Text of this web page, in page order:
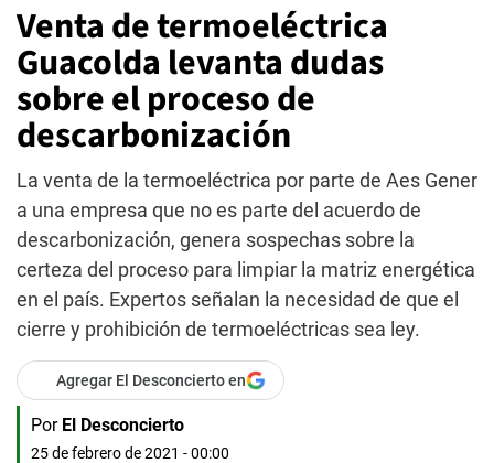
Venta de termoeléctrica
Guacolda levanta dudas
sobre el proceso de
descarbonización
La venta de la termoeléctrica por parte de Aes Gener
a una empresa que no es parte del acuerdo de
descarbonización, genera sospechas sobre la
certeza del proceso para limpiar la matriz energética
en el país. Expertos señalan la necesidad de que el
cierre y prohibición de termoeléctricas sea ley.
Agregar El Desconcierto en
Por El Desconcierto
25 de febrero de 2021 - 00:00